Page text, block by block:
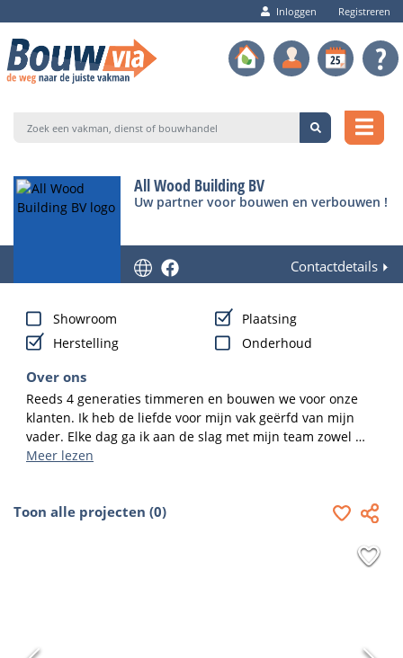
Inloggen Registreren
All Wood Building BV
Uw partner voor bouwen en verbouwen !
Contactdetails
Showroom
Plaatsing
Herstelling
Onderhoud
Over ons
Reeds 4 generaties timmeren en bouwen we voor onze
klanten. Ik heb de liefde voor mijn vak geërfd van mijn
vader. Elke dag ga ik aan de slag met mijn team zowel
voor renovatie werken, interieur alsook voor nieuwbouw.
de beste oplossing te kunnen voorstellen aan mijn
voor detail uitgevoerd. Kwaliteit, perfecte afwerking voor
Meer lezen
Toon alle projecten (0)